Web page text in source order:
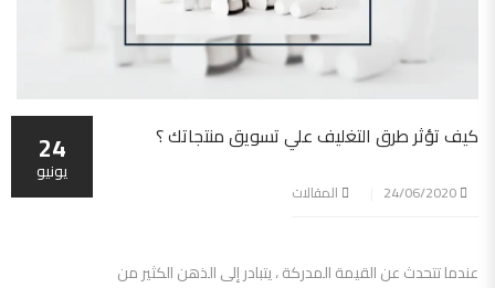
كيف تؤثر طرق التغليف علي تسويق منتجاتك ؟
المقالات
عندما تتحدث عن القيمة المدركة ، يتبادر إلى الذهن الكثير من
24
يونيو